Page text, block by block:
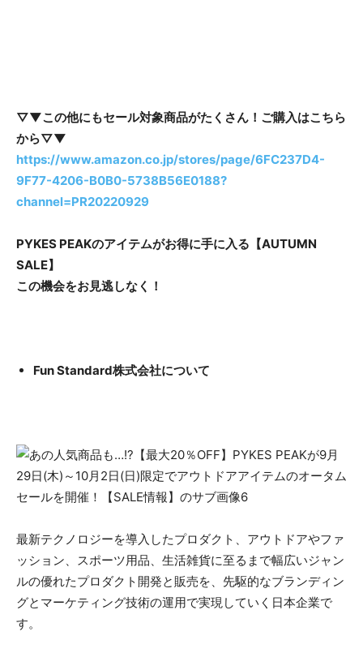
▽▼この他にもセール対象商品がたくさん！ご購入はこちら
から▽▼
https://www.amazon.co.jp/stores/page/6FC237D4-
9F77-4206-B0B0-5738B56E0188?
channel=PR20220929
PYKES PEAKのアイテムがお得に手に入る【AUTUMN
SALE】
この機会をお見逃しなく！
Fun Standard株式会社について
最新テクノロジーを導入したプロダクト、アウトドアやファ
ッション、スポーツ用品、生活雑貨に至るまで幅広いジャン
ルの優れたプロダクト開発と販売を、先駆的なブランディン
グとマーケティング技術の運用で実現していく日本企業で
す。